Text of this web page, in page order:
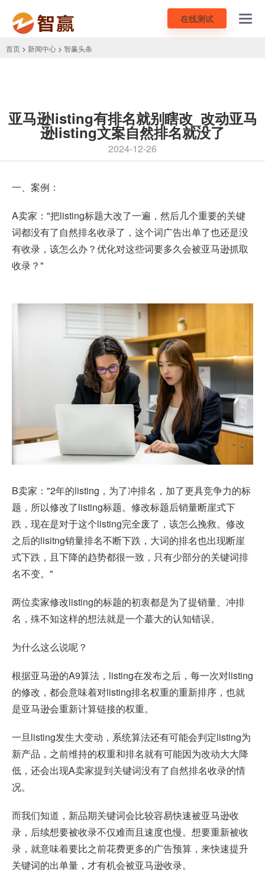
在线测试
首页 > 新闻中心 > 智赢头条
亚马逊listing有排名就别瞎改_改动亚马
逊listing文案自然排名就没了
2024-12-26
一、案例：
A卖家："把listing标题大改了一遍，然后几个重要的关键
词都没有了自然排名收录了，这个词广告出单了也还是没
有收录，该怎么办？优化对这些词要多久会被亚马逊抓取
收录？"
B卖家："2年的listing，为了冲排名，加了更具竞争力的标
题，所以修改了listing标题。修改标题后销量断崖式下
跌，现在是对于这个listing完全废了，该怎么挽救。修改
之后的lisitng销量排名不断下跌，大词的排名也出现断崖
式下跌，且下降的趋势都很一致，只有少部分的关键词排
名不变。"
两位卖家修改listing的标题的初衷都是为了提销量、冲排
名，殊不知这样的想法就是一个蕞大的认知错误。
为什么这么说呢？
根据亚马逊的A9算法，listing在发布之后，每一次对listing
的修改，都会意味着对listing排名权重的重新排序，也就
是亚马逊会重新计算链接的权重。
一旦listing发生大变动，系统算法还有可能会判定listing为
新产品，之前维持的权重和排名就有可能因为改动大大降
低，还会出现A卖家提到关键词没有了自然排名收录的情
况。
而我们知道，新品期关键词会比较容易快速被亚马逊收
录，后续想要被收录不仅难而且速度也慢。想要重新被收
录，就意味着要比之前花费更多的广告预算，来快速提升
关键词的出单量，才有机会被亚马逊收录。